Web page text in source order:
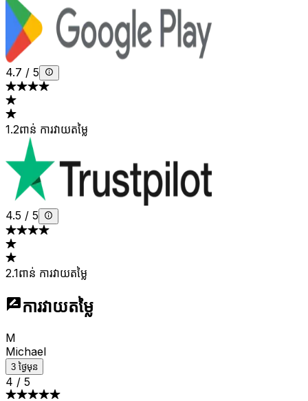
4.7 / 5
1.2ពាន់ ការវាយតម្លៃ
4.5 / 5
2.1ពាន់ ការវាយតម្លៃ
ការវាយតម្លៃ
M
Michael
3 ថ្ងៃមុន
4 / 5